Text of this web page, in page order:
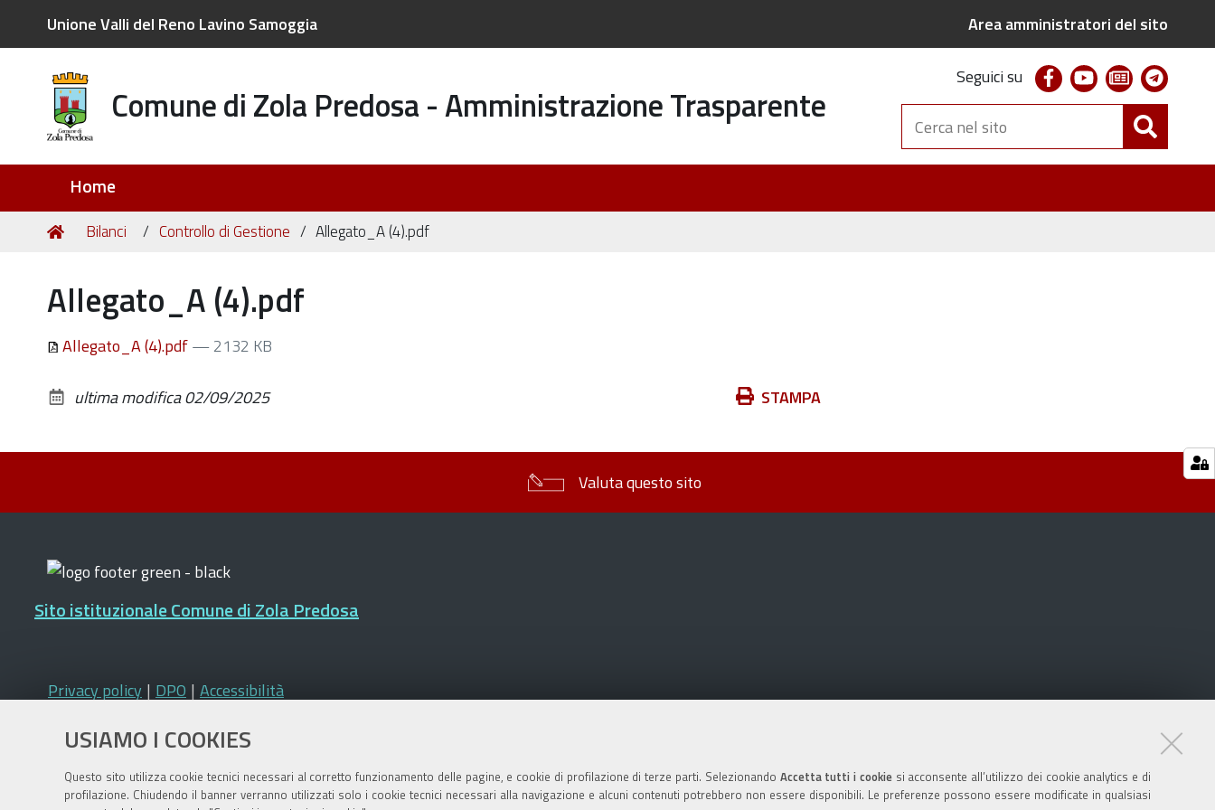
USIAMO I COOKIES
Questo sito utilizza cookie tecnici necessari al corretto funzionamento delle pagine, e cookie di profilazione di terze parti. Selezionando Accetta tutti i cookiesi acconsente all’utilizzo dei cookie analytics e di
profilazione. Chiudendo il banner verranno utilizzati solo i cookie tecnici necessari alla navigazione e alcuni contenuti potrebbero non essere disponibili. Le preferenze possono essere modificate in qualsiasi
Unione Valli del Reno Lavino Samoggia Area amministratori del sito
Comune di Zola Predosa - Amministrazione Trasparente
Seguici su facebookyoutubenewsletter
Cerca
nel
sito
Home
Tu
Home
Bilanci Controllo di Gestione Allegato_A (4).pdf
Allegato_A (4).pdf
Allegato_A (4).pdf— 2132 KB
Azioni STAMPA
ultima modifica02/09/2025
Valuta questo sito
Sito istituzionale Comune di Zola Predosa
Privacy policy | DPO | Accessibilità